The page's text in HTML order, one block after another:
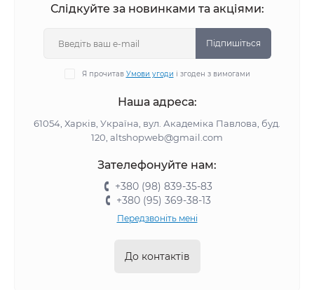
Слідкуйте за новинками та акціями:
Підпишіться
Я прочитав Умови угоди і згоден з вимогами
Наша адреса:
61054, Харків, Україна, вул. Академіка Павлова, буд.
120, altshopweb@gmail.com
Зателефонуйте нам:
+380 (98) 839-35-83
+380 (95) 369-38-13
Передзвоніть мені
До контактів